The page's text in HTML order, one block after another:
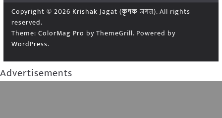
Copyright © 2026 Krishak Jagat (कृषक जगत). All rights
reserved.
Theme: ColorMag Pro by ThemeGrill. Powered by
WordPress.
Advertisements